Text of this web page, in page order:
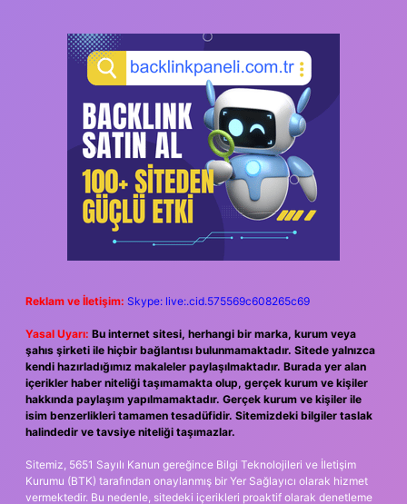
Reklam ve İletişim: Skype: live:.cid.575569c608265c69
Yasal Uyarı: Bu internet sitesi, herhangi bir marka, kurum veya
şahıs şirketi ile hiçbir bağlantısı bulunmamaktadır. Sitede yalnızca
kendi hazırladığımız makaleler paylaşılmaktadır. Burada yer alan
içerikler haber niteliği taşımamakta olup, gerçek kurum ve kişiler
hakkında paylaşım yapılmamaktadır. Gerçek kurum ve kişiler ile
isim benzerlikleri tamamen tesadüfidir. Sitemizdeki bilgiler taslak
halindedir ve tavsiye niteliği taşımazlar.
Sitemiz, 5651 Sayılı Kanun gereğince Bilgi Teknolojileri ve İletişim
Kurumu (BTK) tarafından onaylanmış bir Yer Sağlayıcı olarak hizmet
vermektedir. Bu nedenle, sitedeki içerikleri proaktif olarak denetleme